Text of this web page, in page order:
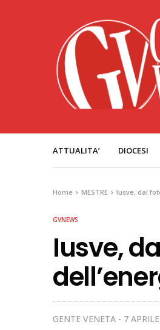
ATTUALITA’ DIOCESI
Home MESTRE Iusve, dal
GVNEWS
Iusve,
GENTE VENETA 7